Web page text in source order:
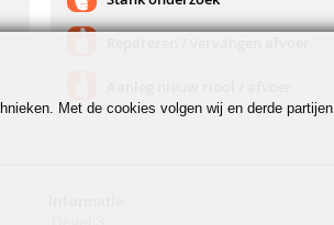
Met de cookies volgen wij en derde